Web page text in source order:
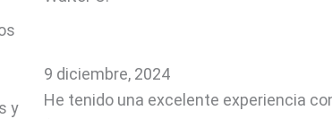
y
9 diciembre, 2024
He tenido una excelente experiencia